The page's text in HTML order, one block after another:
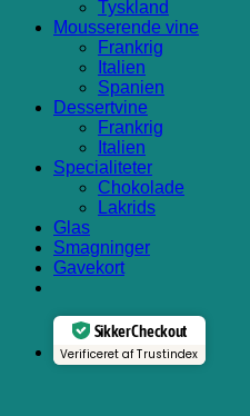
Tyskland
Mousserende vine
Frankrig
Italien
Spanien
Dessertvine
Frankrig
Italien
Specialiteter
Chokolade
Lakrids
Glas
Smagninger
Gavekort
Sikker Checkout
Verificeret af Trustindex